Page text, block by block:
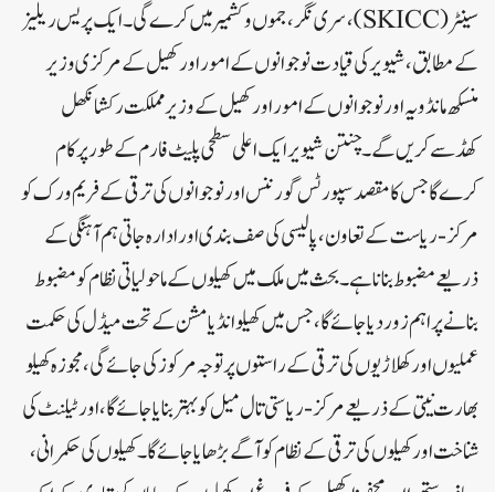
سینٹر (SKICC)، سری نگر، جموں و کشمیر میں کرے گی۔ایک پریس ریلیز
کے مطابق، شیویر کی قیادت نوجوانوں کے امور اور کھیل کے مرکزی وزیر
منسکھ مانڈویہ اور نوجوانوں کے امور اور کھیل کے وزیر مملکت رکشا نکھل
کھڈسے کریں گے۔چنتن شیویر ایک اعلی سطحی پلیٹ فارم کے طور پر کام
کرے گا جس کا مقصد سپورٹس گورننس اور نوجوانوں کی ترقی کے فریم ورک کو
مرکز-ریاست کے تعاون، پالیسی کی صف بندی اور ادارہ جاتی ہم آہنگی کے
ذریعے مضبوط بنانا ہے۔بحث میں ملک میں کھیلوں کے ماحولیاتی نظام کو مضبوط
بنانے پر اہم زور دیا جائے گا، جس میں کھیلو انڈیا مشن کے تحت میڈل کی حکمت
عملیوں اور کھلاڑیوں کی ترقی کے راستوں پر توجہ مرکوز کی جائے گی، مجوزہ کھیلو
بھارت نیتی کے ذریعے مرکز-ریاستی تال میل کو بہتر بنایا جائے گا، اور ٹیلنٹ کی
شناخت اور کھیلوں کی ترقی کے نظام کو آگے بڑھایا جائے گا۔کھیلوں کی حکمرانی،